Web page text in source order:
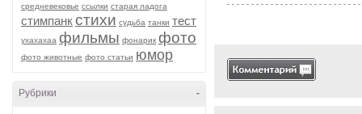
средневековье ссылки старая ладога
стимпанкстихи судьба танки тест
ухахахаа фильмы фонарик фото
фото животные фото статьи юмор
-
Рубрики